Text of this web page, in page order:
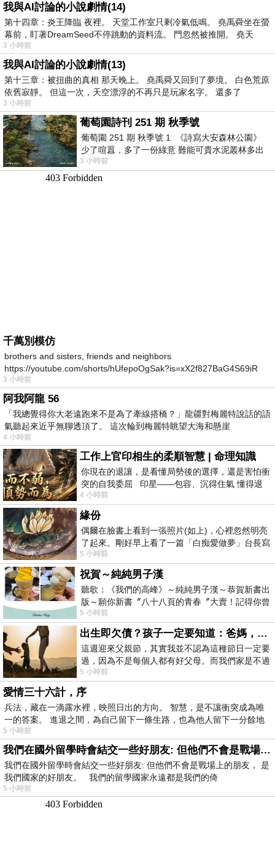
我與AI討論的小說劇情(14)
第十四章：炎王降臨 夜裡。 天堂工作室只剩冷氣低鳴。 堯禹舜坐在螢
幕前，盯著DreamSeed不停跳動的資料流。 門忽然被推開。 堯天
3 小時前
我與AI討論的小說劇情(13)
第十三章：被扭曲的真相 那天晚上。 堯禹舜又回到了夢境。 白色荒原
依舊寂靜。 但這一次，天空漂浮的不再只是玩家名字。 還多了
3 小時前
葡萄園詩刊 251 期 秋季號
葡萄園 251 期 秋季號 1 《詩寫大安森林公園》
少了喧囂，多了一份綠意 難能可貴水泥叢林多出
一
3 小時前
千萬別模仿
brothers and sisters, friends and neighbors
https://youtube.com/shorts/hUfepoOgSak?is=xX2f827BaG4S69iR
https
3 小時前
阿我阿龍 56
「我總覺得你大老遠跑來不是為了牽線搭橋？」龍疆對梅麗特說話的語
氣聽起來近乎無聊透頂了。 這次輪到梅麗特眺望大海和懸崖
4 小時前
工作上官印相生的柔順智慧 | 命理知識
你現在的退讓，是看懂局勢後的選擇，還是害怕衝
突的自我委屈 印星——包容、沉得住氣 懂得退
一步觀察，不會
4 小時前
緣份
偶爾在臉書上看到一張照片(如上)，心裡忽然明亮
了起來。剛好早上看了一篇「白痴愛做夢」台長寫
的貼文，在回顧年輕時瘋狂愛上
5 小時前
祝賀～純純男子漢
聽歌：《我們的高峰》～純純男子漢～恭賀新書出
版～願你新書〞八十八頁的青春〞大賣！記得你曾
經在我的版留言…「好讚的圖^^感覺大家
5 小時前
出生即欠債？孩子一定要知道：爸媽，其實我不欠你們
這週迎來父親節，其實我並不認為這種節日一定要
過，因為不是每個人都有好父母。而我們家是不過
節的，平時也沒什麼儀式感，生活趨近冷
5 小時前
愛情三十六計，序
兵法，藏在一滴露水裡，映照日出的方向。 智慧，是不讓衝突成為唯
一的答案。 進退之間，為自己留下一條生路，也為他人留下一分餘地
5 小時前
我們在國外留學時會結交一些好朋友: 但他們不會是戰場上的朋友
我們在國外留學時會結交一些好朋友: 但他們不會是戰場上的朋友， 是
我們國家的好朋友。 我們的留學國家永遠都是我們的倚
5 小時前